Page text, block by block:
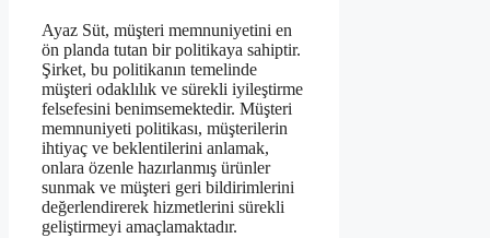
Ayaz Süt, müşteri memnuniyetini en
ön planda tutan bir politikaya sahiptir.
Şirket, bu politikanın temelinde
müşteri odaklılık ve sürekli iyileştirme
felsefesini benimsemektedir. Müşteri
memnuniyeti politikası, müşterilerin
ihtiyaç ve beklentilerini anlamak,
onlara özenle hazırlanmış ürünler
sunmak ve müşteri geri bildirimlerini
değerlendirerek hizmetlerini sürekli
geliştirmeyi amaçlamaktadır.